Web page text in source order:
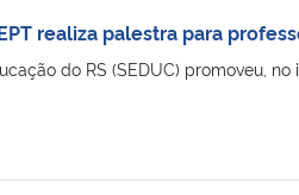
realiza palestra para
do RS (SEDUC) promoveu,